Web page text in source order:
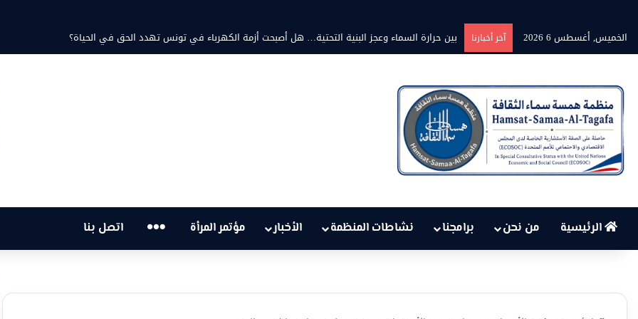
الخميس, أغسطس 6 2026
آخر أخبارنا برنامج” قلوب شاعرة” بين الشاعر محمد ثابت والشاعرة فاطمة الزامل: عزف على أوتار الحنين وشجن القوافي
الرئيسية من نحن برامجنا نشاطات المنظمة الأخبار مؤتمر المرأة … اتصل بنا